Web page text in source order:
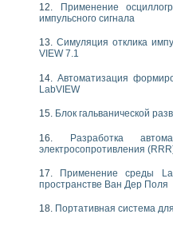
«Изучение магнитных свойств
интерфейсов обмена по
адиабатического расширения
переходных
результатов измерительного
Назначение. Состав.
INSTRUMENTS для
и корреляционный анализ"
обеспечение учебных
LabVIEW
Применение
импульсного сигнала
Симуляция отклика
VIEW 7.1
Автоматизация
LabVIEW
Блок гальванической
Разработка
электросопротивления
Применение среды
пространстве Ван Дер Поля
Портативная система